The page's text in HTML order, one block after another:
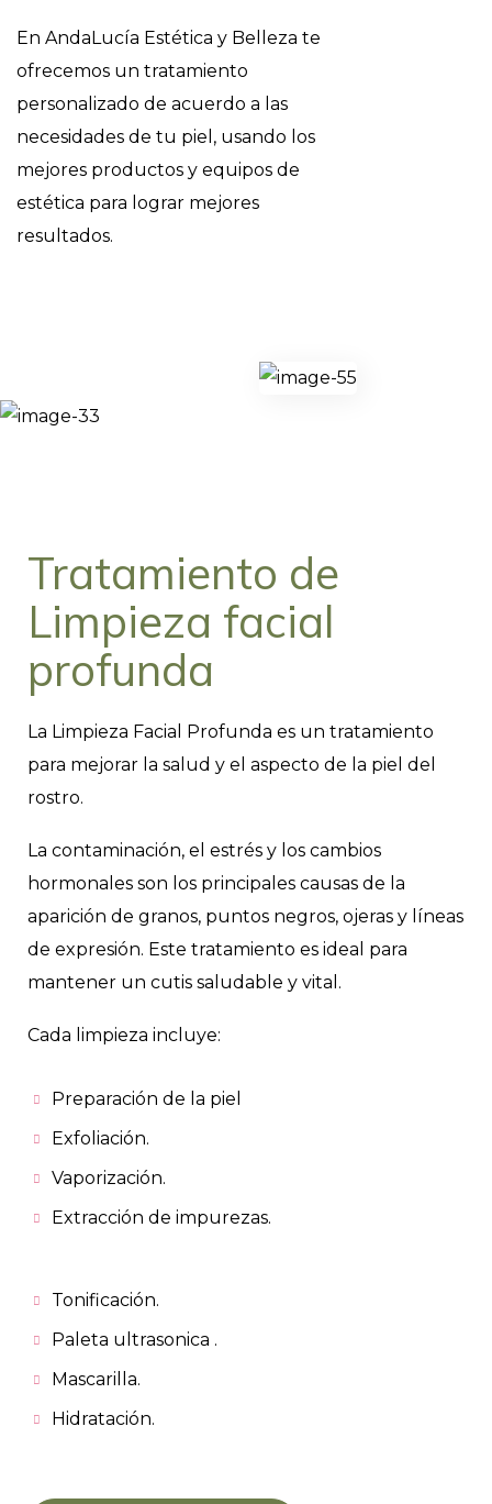
En AndaLucía Estética y Belleza te
ofrecemos un tratamiento
personalizado de acuerdo a las
necesidades de tu piel, usando los
mejores productos y equipos de
estética para lograr mejores
resultados.
Tratamiento de
Limpieza facial
profunda
La Limpieza Facial Profunda es un tratamiento
para mejorar la salud y el aspecto de la piel del
rostro.
La contaminación, el estrés y los cambios
hormonales son los principales causas de la
aparición de granos, puntos negros, ojeras y líneas
de expresión. Este tratamiento es ideal para
mantener un cutis saludable y vital.
Cada limpieza incluye:
Preparación de la piel
Exfoliación.
Vaporización.
Extracción de impurezas.
Tonificación.
Paleta ultrasonica .
Mascarilla.
Hidratación.